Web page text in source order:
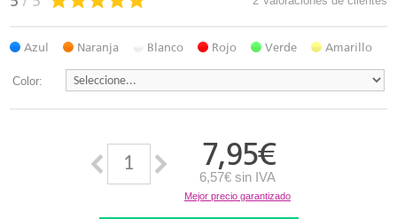
Azul Naranja Blanco Rojo Verde Amarillo
Color:
7,95€
6,57€ sin IVA
Mejor precio garantizado